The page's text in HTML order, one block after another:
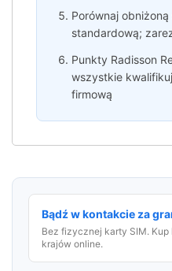
Porównaj
standardową;
Punkty Radisson
wszystkie
firmową
Bądź w kontakcie za
Bez fizycznej karty SIM.
krajów online.